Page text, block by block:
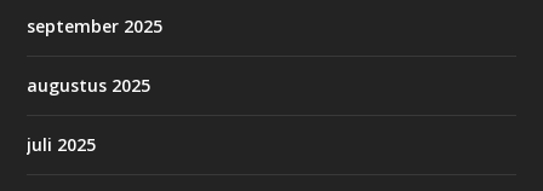
september 2025
augustus 2025
juli 2025